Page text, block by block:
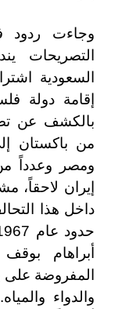
وجاءت ردود
التصريحات
السعودية
إقامة دولة
بالكشف عن
من باكستان
ومصر وعدداً
إيران لاحقاً،
داخل هذا
أبراهام
المفروضة على
والدواء